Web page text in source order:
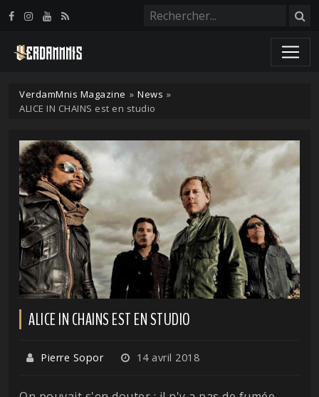
VerdamMnis Magazine » News »
ALICE IN CHAINS est en studio
ALICE IN CHAINS EST EN STUDIO
Pierre Sopor 14 avril 2018
Panneau de gestion des cookies